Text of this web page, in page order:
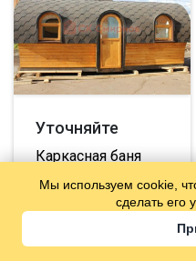
Уточняйте
Каркасная баня
№144
13.7
Подробнее
Мы используем cookie,
сделать его